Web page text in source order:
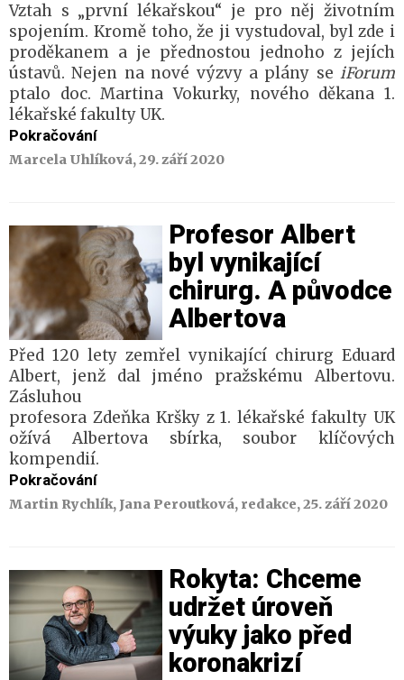
Vztah s „první lékařskou“ je pro něj životním
spojením. Kromě toho, že ji vystudoval, byl zde i
proděkanem a je přednostou jednoho z jejích
ústavů. Nejen na nové výzvy a plány se iForum
ptalo doc. Martina Vokurky, nového děkana 1.
lékařské fakulty UK.
Pokračování
Marcela Uhlíková, 29. září 2020
Profesor Albert
byl vynikající ​
chirurg. A původce
Albertova
Před 120 lety zemřel vynikající chirurg Eduard
Albert, jenž dal jméno pražskému Albertovu.
Zásluhou
profesora Zdeňka Kršky z 1. lékařské fakulty UK
ožívá Albertova sbírka, soubor klíčových
kompendií.
Pokračování
Martin Rychlík, Jana Peroutková, redakce, 25. září 2020
Rokyta: Chceme
udržet úroveň
výuky jako před
koronakrizí